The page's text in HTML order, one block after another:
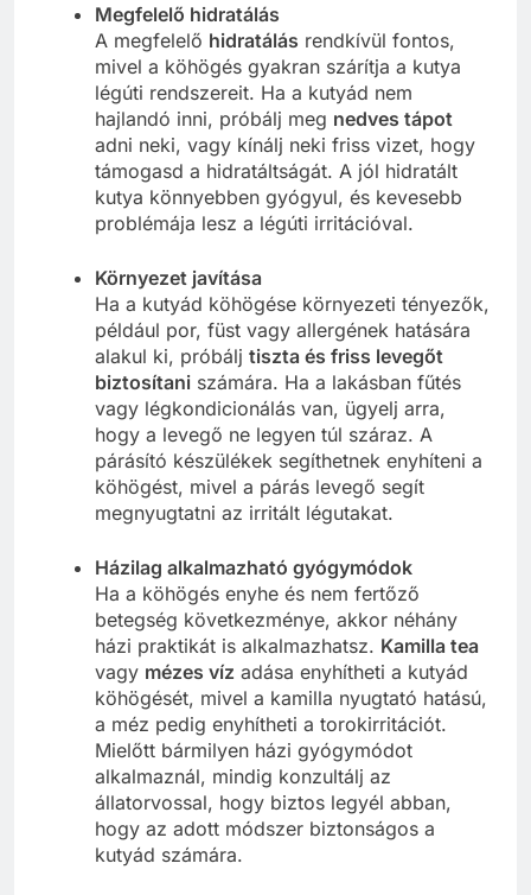
Megfelelő hidratálás
A megfelelő hidratálás rendkívül fontos,
mivel a köhögés gyakran szárítja a kutya
légúti rendszereit. Ha a kutyád nem
hajlandó inni, próbálj meg nedves tápot
adni neki, vagy kínálj neki friss vizet, hogy
támogasd a hidratáltságát. A jól hidratált
kutya könnyebben gyógyul, és kevesebb
problémája lesz a légúti irritációval.
Környezet javítása
Ha a kutyád köhögése környezeti tényezők,
például por, füst vagy allergének hatására
alakul ki, próbálj tiszta és friss levegőt
biztosítani számára. Ha a lakásban fűtés
vagy légkondicionálás van, ügyelj arra,
hogy a levegő ne legyen túl száraz. A
párásító készülékek segíthetnek enyhíteni a
köhögést, mivel a párás levegő segít
megnyugtatni az irritált légutakat.
Házilag alkalmazható gyógymódok
Ha a köhögés enyhe és nem fertőző
betegség következménye, akkor néhány
házi praktikát is alkalmazhatsz. Kamilla tea
vagy mézes víz adása enyhítheti a kutyád
köhögését, mivel a kamilla nyugtató hatású,
a méz pedig enyhítheti a torokirritációt.
Mielőtt bármilyen házi gyógymódot
alkalmaznál, mindig konzultálj az
állatorvossal, hogy biztos legyél abban,
hogy az adott módszer biztonságos a
kutyád számára.